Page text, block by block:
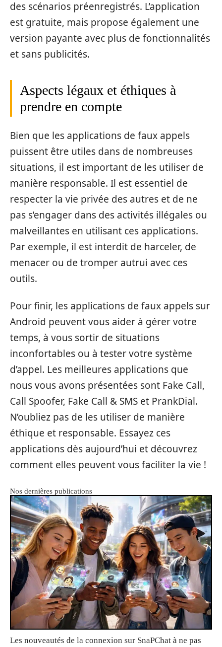
des scénarios préenregistrés. L’application
est gratuite, mais propose également une
version payante avec plus de fonctionnalités
et sans publicités.
Aspects légaux et éthiques à
prendre en compte
Bien que les applications de faux appels
puissent être utiles dans de nombreuses
situations, il est important de les utiliser de
manière responsable. Il est essentiel de
respecter la vie privée des autres et de ne
pas s’engager dans des activités illégales ou
malveillantes en utilisant ces applications.
Par exemple, il est interdit de harceler, de
menacer ou de tromper autrui avec ces
outils.
Pour finir, les applications de faux appels sur
Android peuvent vous aider à gérer votre
temps, à vous sortir de situations
inconfortables ou à tester votre système
d’appel. Les meilleures applications que
nous vous avons présentées sont Fake Call,
Call Spoofer, Fake Call & SMS et PrankDial.
N’oubliez pas de les utiliser de manière
éthique et responsable. Essayez ces
applications dès aujourd’hui et découvrez
comment elles peuvent vous faciliter la vie !
Nos dernières publications
Les nouveautés de la connexion sur SnaPChat à ne pas